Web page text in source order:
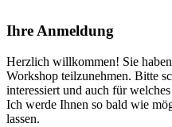
Ihre Anmeldung
Herzlich willkommen! Sie
Workshop teilzunehmen. Bitte
interessiert und auch für
Ich werde Ihnen so bald wie
lassen.